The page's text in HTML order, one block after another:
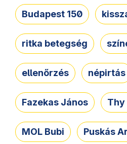
Budapest 150
ritka betegség
ellenőrzés népirtás
Fazekas János Thy
MOL Bubi Puskás